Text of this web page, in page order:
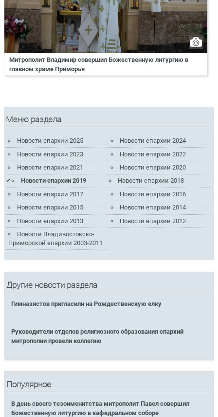
Митрополит Владимир совершил Божественную литургию в
главном храме Приморья
Меню раздела
Новости епархии 2025
Новости епархии 2024
Новости епархии 2023
Новости епархии 2022
Новости епархии 2021
Новости епархии 2020
Новости епархии 2019
Новости епархии 2018
Новости епархии 2017
Новости епархии 2016
Новости епархии 2015
Новости епархии 2014
Новости епархии 2013
Новости епархии 2012
Новости Владивостокско-
Приморской епархии 2003-2011
Другие новости раздела
Гимназистов пригласили на Рождественскую елку
Руководители отделов религиозного образования епархий
митрополии провели коллегию
Популярное
В день своего тезоименитства митрополит Павел совершил
Божественную литургию в кафедральном соборе